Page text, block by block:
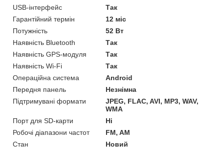
USB-інтерфейс
Так
Гарантійний термін
12 міс
Потужність
52 Вт
Наявність Bluetooth
Так
Наявність GPS-модуля
Так
Наявність Wi-Fi
Так
Операційна система
Android
Передня панель
Незнімна
Підтримувані формати
JPEG, FLAC, AVI, MP3, WAV,
WMA
Порт для SD-карти
Ні
Робочі діапазони частот
FM, AM
Стан
Новий